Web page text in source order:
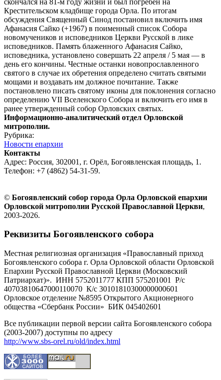
Крестительском кладбище города Орла. По итогам
обсуждения Священный Синод постановил включить имя
Афанасия Сайко (+1967) в поименный список Собора
новомучеников и исповедников Церкви Русской в лике
исповедников. Память блаженного Афанасия Сайко,
исповедника, установлено совершать 22 апреля / 5 мая — в
день его кончины. Честные останки новопрославленного
святого в случае их обретения определено считать святыми
мощами и воздавать им должное почитание. Также
постановлено писать святому иконы для поклонения согласно
определению VII Вселенского Собора и включить его имя в
ранее утвержденный собор Орловских святых.
Информационно-аналитический отдел Орловской
митрополии.
Рубрика:
Новости епархии
Контакты
Адрес: Россия, 302001, г. Орёл, Богоявленская площадь, 1.
Телефон: +7 (4862) 54-31-59.
© Богоявленский собор города Орла Орловской епархии
Орловской митрополии Русской Православной Церкви,
2003-2026.
Реквизиты Богоявленского собора
Местная религиозная организация «Православный приход
Богоявленского собора г. Орла Орловской области Орловской
Епархии Русской Православной Церкви (Московский
Патриархат)». ИНН 5752011777 КПП 575201001 Р/с
40703810647000110070 К/с 30101810300000000601
Орловское отделение №8595 Открытого Акционерного
общества «Сбербанк России» БИК 045402601
Все публикации первой версии сайта Богоявленского собора
(2003-2007) доступны по адресу
http://www.sbs-orel.ru/old/index.html